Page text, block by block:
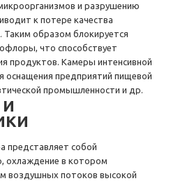
и разрушению
к потере качества
образом блокируется
что способствует
продуктов. Камеры интенсивной
оснащения предприятий пищевой
промышленности и др.
представляет собой
охлаждение в котором
воздушных потоков высокой